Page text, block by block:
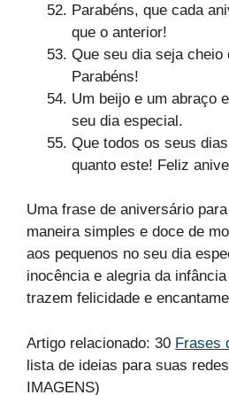
Parabéns, que cada
que o anterior!
Que seu dia seja
Parabéns!
Um beijo e um abraço
seu dia especial.
Que todos os seus
quanto este! Feliz
Uma frase de aniversário
maneira simples e doce de
aos pequenos no seu dia
inocência e alegria da
trazem felicidade e
Artigo relacionado: 30 Frases
lista de ideias para suas
IMAGENS)